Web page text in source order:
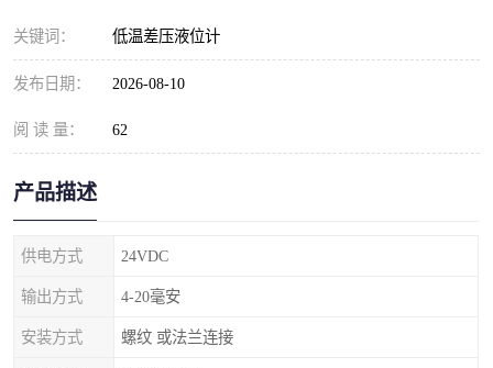
关键词： 低温差压液位计
发布日期： 2026-08-10
阅 读 量： 62
产品描述
供电方式 24VDC
输出方式 4-20毫安
安装方式 螺纹 或法兰连接